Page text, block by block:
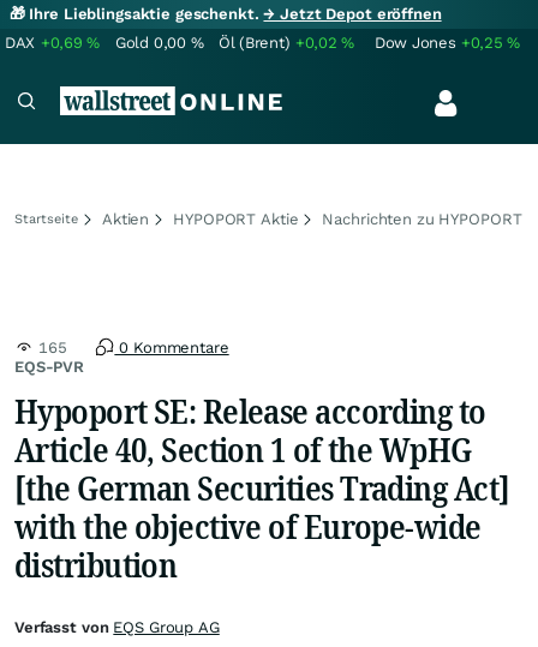
🎁 Ihre Lieblingsaktie geschenkt.→ Jetzt Depot eröffnen
DAX +0,69% Gold 0,00 % Öl (Brent) +0,02% Dow Jones +0,25%
Startseite Aktien HYPOPORT Aktie Nachrichten zu HYPOPORT
EQS-PVR
165 0 Kommentare
Hypoport SE: Release according to
Article 40, Section 1 of the WpHG
[the German Securities Trading Act]
with the objective of Europe-wide
distribution
Verfasst von EQS Group AG